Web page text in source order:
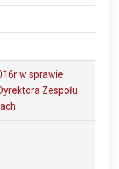
w sprawie
Zespołu